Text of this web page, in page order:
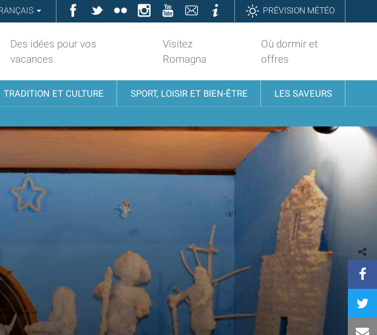
Facebook
TwitterFlickrInstagramYouTubeContattiInformazioniPRÉVISION MÉTÉO
Des idées pour vos
vacances
Visitez
Romagna
Où dormir et
offres
TRADITION ET CULTURE SPORT, LOISIR ET BIEN-ÊTRE LES SAVEURS